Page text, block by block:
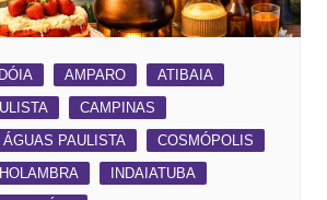
AMPARO
ATIBAIA
CAMPINAS
PAULISTA
COSMÓPOLIS
HOLAMBRA
INDAIATUBA